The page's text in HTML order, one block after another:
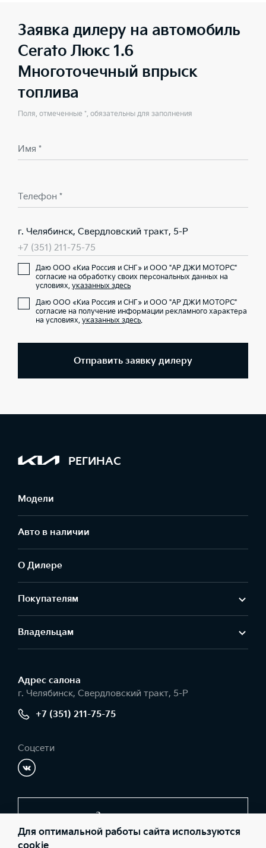
Заявка дилеру на автомобиль
Cerato Люкс 1.6
Многоточечный впрыск
топлива
Поля, отмеченные *, обязательны для заполнения
Имя *
Телефон *
г. Челябинск, Свердловский тракт, 5-Р
+7 (351) 211-75-75
Даю ООО «Киа Россия и СНГ» и ООО "АР ДЖИ МОТОРС"
согласие на обработку своих персональных данных на
условиях, указанных здесь
Даю ООО «Киа Россия и СНГ» и ООО "АР ДЖИ МОТОРС"
согласие на получение информации рекламного характера
на условиях, указанных здесь.
Отправить заявку дилеру
РЕГИНАС
Модели
Авто в наличии
О Дилере
Покупателям
Владельцам
Адрес салонa
г. Челябинск, Свердловский тракт, 5-Р
+7 (351) 211-75-75
Соцсети
Заказать звонок
Для оптимальной работы сайта используются
cookie